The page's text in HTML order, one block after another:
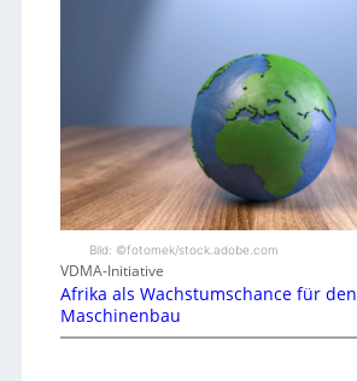
Bild: ©fotomek/stock.adobe.com
VDMA-Initiative
Afrika als Wachstumschance für den
Maschinenbau